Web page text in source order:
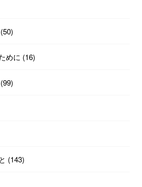
(50)
めに (16)
(99)
(143)